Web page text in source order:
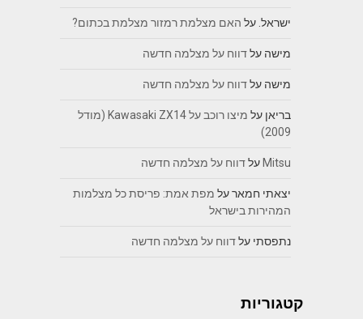
ישראל. על האם מצלמת רמזור מצלמת בכתום?
מישה עלדווח על מצלמה חדשה
מישה עלדווח על מצלמה חדשה
בריאן על
מיצו רוכב על Kawasaki ZX14 (מודל
2009)
Mitsu עלדווח על מצלמה חדשה
יצאתי חמארעל מפת אמת: פריסת כל מצלמות
המהירות בישראל
נתפסתי עלדווח על מצלמה חדשה
קטגוריות